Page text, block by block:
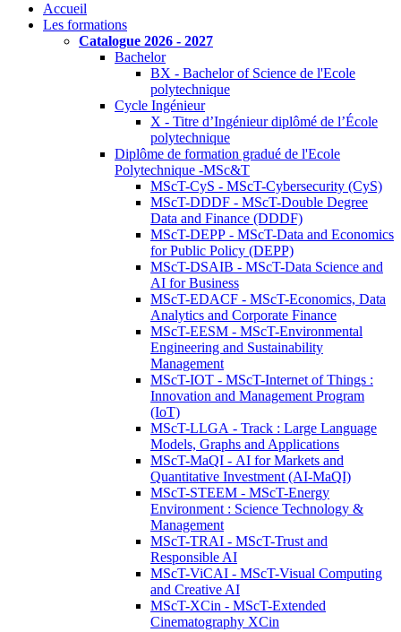
Accueil
Les formations
Catalogue 2026 - 2027
Bachelor
BX - Bachelor of Science de l'Ecole
polytechnique
Cycle Ingénieur
X - Titre d’Ingénieur diplômé de l’École
polytechnique
Diplôme de formation gradué de l'Ecole
Polytechnique -MSc&T
MScT-CyS - MScT-Cybersecurity (CyS)
MScT-DDDF - MScT-Double Degree
Data and Finance (DDDF)
MScT-DEPP - MScT-Data and Economics
for Public Policy (DEPP)
MScT-DSAIB - MScT-Data Science and
AI for Business
MScT-EDACF - MScT-Economics, Data
Analytics and Corporate Finance
MScT-EESM - MScT-Environmental
Engineering and Sustainability
Management
MScT-IOT - MScT-Internet of Things :
Innovation and Management Program
(IoT)
MScT-LLGA - Track : Large Language
Models, Graphs and Applications
MScT-MaQI - AI for Markets and
Quantitative Investment (AI-MaQI)
MScT-STEEM - MScT-Energy
Environment : Science Technology &
Management
MScT-TRAI - MScT-Trust and
Responsible AI
MScT-ViCAI - MScT-Visual Computing
and Creative AI
MScT-XCin - MScT-Extended
Cinematography XCin